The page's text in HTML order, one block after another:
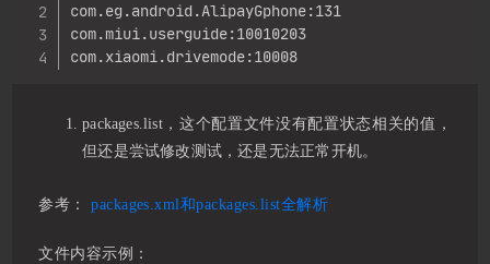
com.eg.android.AlipayGphone:131
com.miui.userguide:10010203
com.xiaomi.drivemode:10008
packages.list，这个配置文件没有配置状态相关的值，
但还是尝试修改测试，还是无法正常开机。
参考：packages.xml和packages.list全解析
文件内容示例：